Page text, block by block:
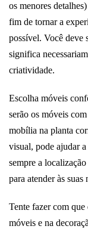
os menores
fim de tornar a
possível. Você deve
significa
criatividade.
Escolha móveis
serão os móveis
mobília na planta
visual, pode ajudar
sempre a
para atender às suas
Tente fazer com que
móveis e na